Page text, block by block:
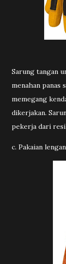
Sarung tangan
menahan panas
memegang
dikerjakan.
pekerja dari
c. Pakaian